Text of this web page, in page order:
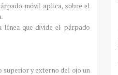
móvil aplica, sobre el
línea que divide el párpado
superior y externo del ojo un